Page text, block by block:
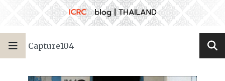
Capture104